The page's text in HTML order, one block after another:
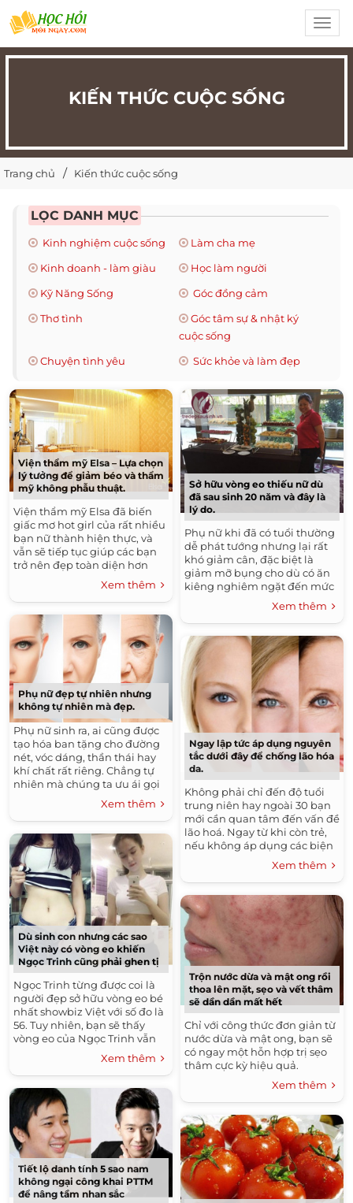
KIẾN THỨC CUỘC SỐNG
Trang chủ Kiến thức cuộc sống
LỌC DANH MỤC
Kinh nghiệm cuộc sống
Làm cha mẹ
Kinh doanh - làm giàu
Học làm người
Kỹ Năng Sống
Góc đồng cảm
Thơ tình
Góc tâm sự & nhật ký
cuộc sống
Chuyện tình yêu
Sức khỏe và làm đẹp
Viện thẩm mỹ Elsa – Lựa chọn
lý tưởng để giảm béo và thẩm
mỹ không phẫu thuật.
Viện thẩm mỹ Elsa đã biến
giấc mơ hot girl của rất nhiều
bạn nữ thành hiện thực, và
vẫn sẽ tiếp tục giúp các bạn
trở nên đẹp toàn diện hơn
Xem thêm
Phụ nữ đẹp tự nhiên nhưng
không tự nhiên mà đẹp.
Phụ nữ sinh ra, ai cũng được
tạo hóa ban tặng cho đường
nét, vóc dáng, thần thái hay
khí chất rất riêng. Chẳng tự
nhiên mà chúng ta ưu ái gọi
chị em là ‘phái đẹp’.Xem thêm
Dù sinh con nhưng các sao
Việt này có vòng eo khiến
Ngọc Trinh cũng phải ghen tị
Ngọc Trinh từng được coi là
người đẹp sở hữu vòng eo bé
nhất showbiz Việt với số đo là
56. Tuy nhiên, bạn sẽ thấy
vòng eo của Ngọc Trinh vẫn
chẳng là gì so với những "bà
mẹ bỉm sữa" này!
Xem thêm
Tiết lộ danh tính 5 sao nam
không ngại công khai PTTM
để nâng tầm nhan sắc
Sở hữu vòng eo thiếu nữ dù
đã sau sinh 20 năm và đây là
lý do.
Phụ nữ khi đã có tuổi thường
dễ phát tướng nhưng lại rất
khó giảm cân, đặc biệt là
giảm mỡ bụng cho dù có ăn
kiêng nghiêm ngặt đến mức
Xem thêm
Ngay lập tức áp dụng nguyên
tắc dưới đây để chống lão hóa
da.
Không phải chỉ đến độ tuổi
trung niên hay ngoài 30 bạn
mới cần quan tâm đến vấn đề
lão hoá. Ngay từ khi còn trẻ,
nếu không áp dụng các biện
pháp chống lão hoá khoa học
bạn sẽ sớm phải chịu những
hậu quả của nó khi bước sang
tuổi 30.
Xem thêm
Trộn nước dừa và mật ong rồi
thoa lên mặt, sẹo và vết thâm
sẽ dần dần mất hết
Chỉ với công thức đơn giản từ
nước dừa và mật ong, bạn sẽ
có ngay một hỗn hợp trị sẹo
thâm cực kỳ hiệu quả.
Xem thêm